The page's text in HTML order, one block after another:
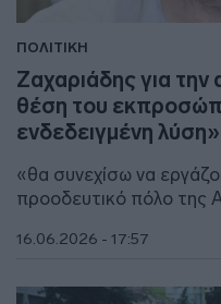
ΠΟΛΙΤΙΚΗ
Ζαχαριάδης για
θέση του
ενδεδειγμένη λύση»
«θα συνεχίσω να
προοδευτικό πόλο της
16.06.2026 - 17:57